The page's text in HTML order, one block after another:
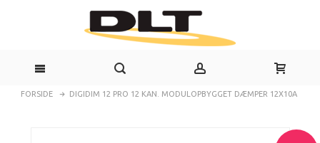
FORSIDE DIGIDIM 12 PRO 12 KAN. MODULOPBYGGET DÆMPER 12X10A